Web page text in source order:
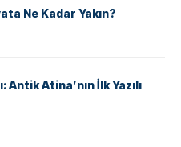
Ne Kadar Yakın?
Antik Atina’nın İlk Yazılı